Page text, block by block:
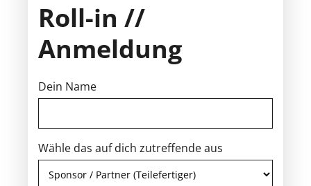
Roll-in //
Anmeldung
Dein Name
Wähle das auf dich zutreffende aus